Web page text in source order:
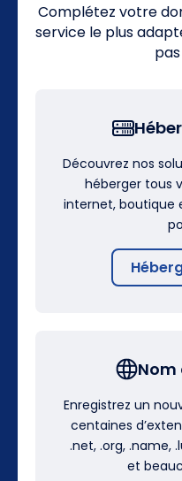
Complétez votre
service le plus
Découvrez nos
héberger tous
internet, boutique
Enregistrez un
centaines
.net, .org, .name,
et